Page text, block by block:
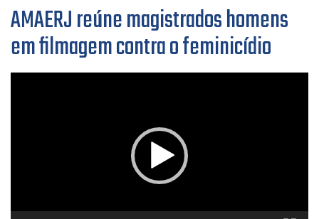
AMAERJ reúne magistrados homens
em filmagem contra o feminicídio
Tocador